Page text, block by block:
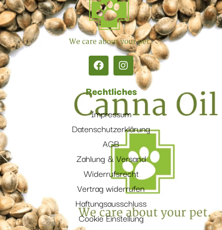
Rechtliches
Impressum
Datenschutzerklärung
AGB
Zahlung & Versand
Widerrufsrecht
Vertrag widerrufen
Haftungsausschluss
Cookie Einstellung